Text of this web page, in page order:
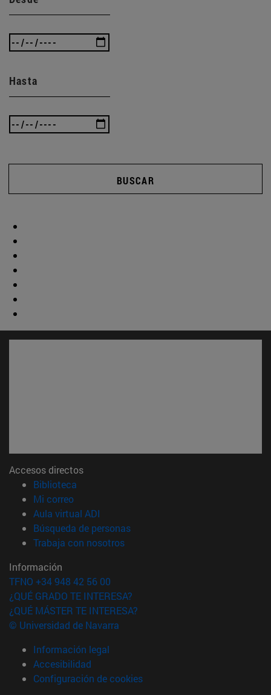
Hasta
BUSCAR
Accesos directos
Biblioteca
Mi correo(abre en nueva ventana)
Aula virtual ADI
Búsqueda de personas(abre en nueva ventana)
Trabaja con nosotros(abre en nueva ventana)
Información
TFNO +34 948 42 56 00
¿QUÉ GRADO TE INTERESA?
¿QUÉ MÁSTER TE INTERESA?
© Universidad de Navarra
Información legal
Accesibilidad
Configuración de cookies